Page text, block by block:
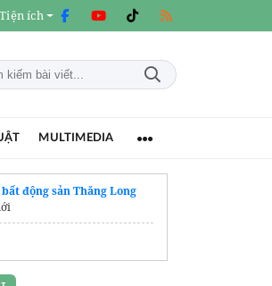
Tiện ích
MULTIMEDIA
bất động sản Thăng Long